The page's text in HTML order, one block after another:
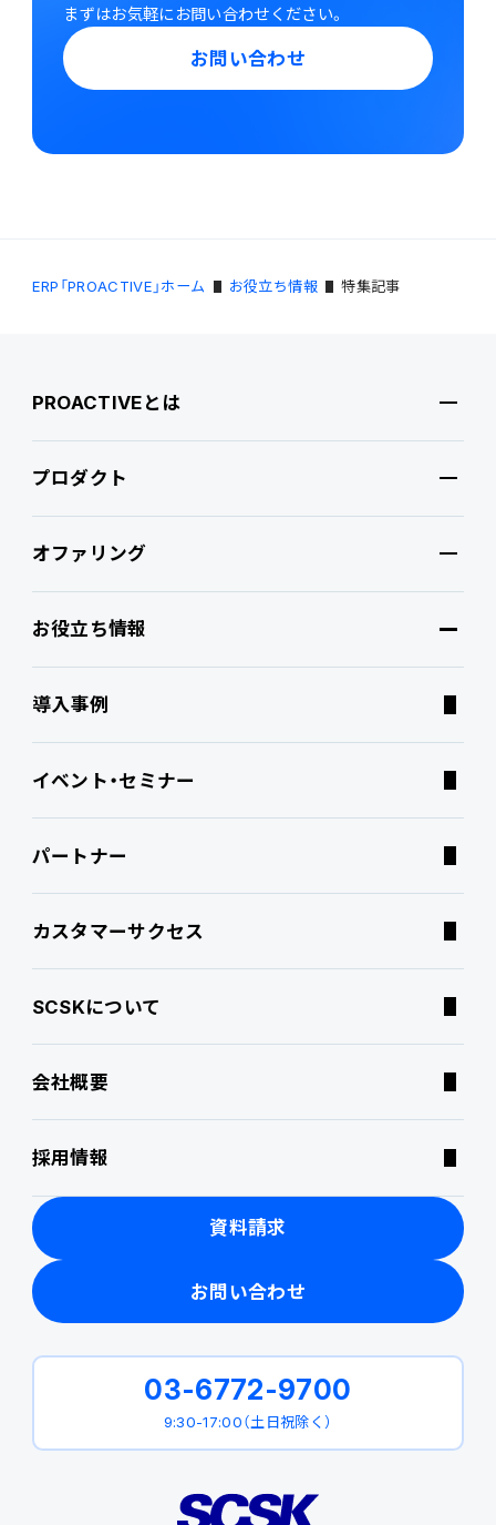
まずはお気軽にお問い合わせください。
お問い合わせ
ERP「PROACTIVE」ホーム お役立ち情報 特集記事
資料請求
お問い合わせ
03-6772-9700
9:30-17:00（土日祝除く）
PROACTIVEとは
PROACTIVEとは
特長・選ばれる理由
ブランドコア
PROACTIVE AI
ATWILL Platform
プロダクト
プロダクト
機能
Fit to Standard
Best Practice
連携ソリューション
サポートサービス
オファリング
オファリング
業務特化型オファリング
業界特化型オファリング
経営課題別オファリング
お役立ち情報
お役立ち情報
資料ダウンロード
よくあるご質問
コラム
特集記事
ニュース・トピックス
製品関連動画
導入事例
イベント・セミナー
パートナー
カスタマーサクセス
SCSKについて
会社概要
採用情報